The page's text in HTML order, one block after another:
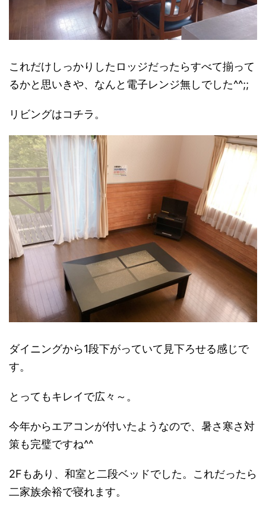
これだけしっかりしたロッジだったらすべて揃って
るかと思いきや、なんと電子レンジ無しでした^^;;
リビングはコチラ。
ダイニングから1段下がっていて見下ろせる感じで
す。
とってもキレイで広々～。
今年からエアコンが付いたようなので、暑さ寒さ対
策も完璧ですね^^
2Fもあり、和室と二段ベッドでした。これだったら
二家族余裕で寝れます。